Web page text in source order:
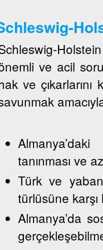
ve acil
ve
tanınması ve
Türk ve
türlüsüne
Almanya’da